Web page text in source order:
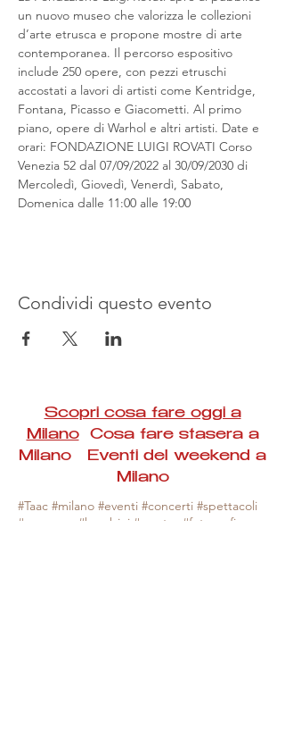
un nuovo museo che valorizza le collezioni
d’arte etrusca e propone mostre di arte
contemporanea. Il percorso espositivo
include 250 opere, con pezzi etruschi
accostati a lavori di artisti come Kentridge,
Fontana, Picasso e Giacometti. Al primo
piano, opere di Warhol e altri artisti. Date e
orari: FONDAZIONE LUIGI ROVATI Corso
Venezia 52 dal 07/09/2022 al 30/09/2030 di
Mercoledì, Giovedì, Venerdì, Sabato,
Domenica dalle 11:00 alle 19:00
Condividi questo evento
Scopri cosa fare oggi a
MilanoCosa fare stasera a
Milano Eventi del weekend a
Milano
#Taac #milano #eventi #concerti #spettacoli
#rassegne #bambini #mostre #fotografia